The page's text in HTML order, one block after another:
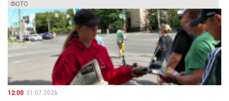
ФОТО
12:00 31.07.2026